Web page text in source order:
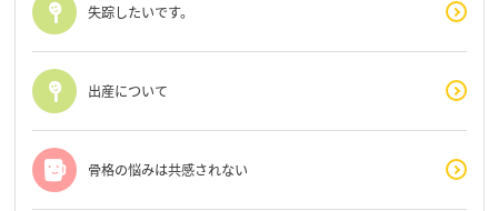
失踪したいです。
出産について
骨格の悩みは共感されない